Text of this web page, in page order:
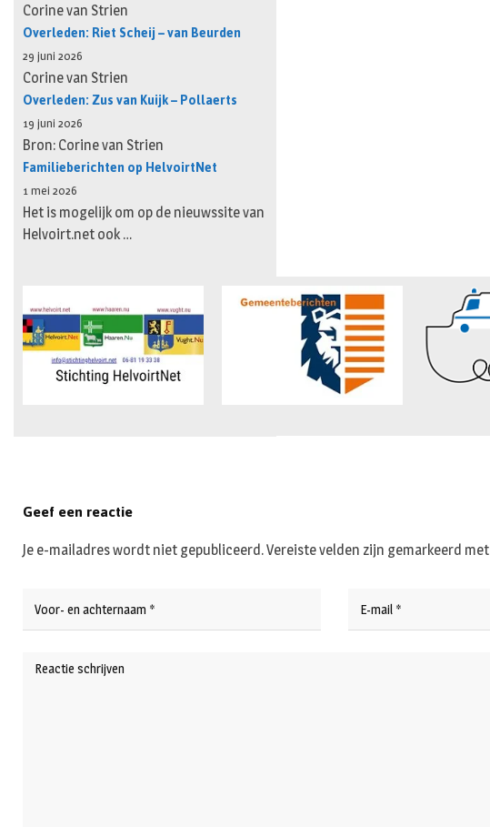
Corine van Strien
Overleden: Riet Scheij – van Beurden
29 juni 2026
Corine van Strien
Overleden: Zus van Kuijk – Pollaerts
19 juni 2026
Bron: Corine van Strien
Familieberichten op HelvoirtNet
1 mei 2026
Het is mogelijk om op de nieuwssite van
Helvoirt.net ook …
Geef een reactie
Je e-mailadres wordt niet gepubliceerd.Vereiste velden zijn gemarkeerd met